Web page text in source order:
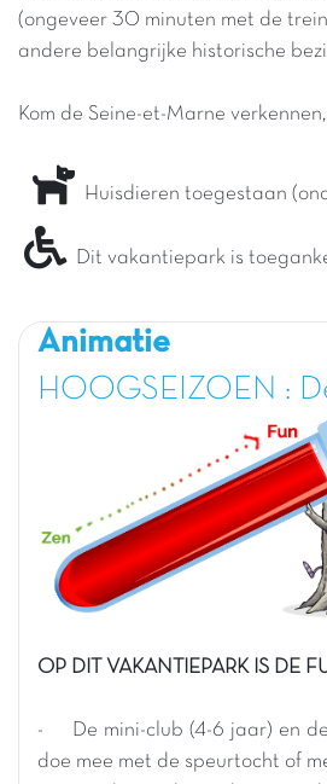
(ongeveer 30 minuten met de
andere belangrijke historische
Kom de Seine-et-Marne
Huisdieren toegestaan
Dit vakantiepark is
Animatie
HOOGSEIZOEN :
OP DIT VAKANTIEPARK IS DE
- De mini-club (4-6 jaar) en de
doe mee met de speurtocht of